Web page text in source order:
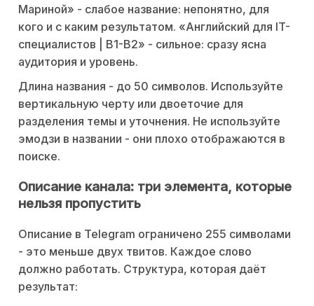
Мариной» - слабое название: непонятно, для
кого и с каким результатом. «Английский для IT-
специалистов | B1-B2» - сильное: сразу ясна
аудитория и уровень.
Длина названия - до 50 символов. Используйте
вертикальную черту или двоеточие для
разделения темы и уточнения. Не используйте
эмодзи в названии - они плохо отображаются в
поиске.
Описание канала: три элемента, которые
нельзя пропустить
Описание в Telegram ограничено 255 символами
- это меньше двух твитов. Каждое слово
должно работать. Структура, которая даёт
результат: